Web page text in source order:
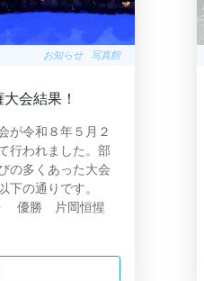
お知らせ 写真館
会結果！
が令和８年５月２
行われました。部
の多くあった大会
下の通りです。
優勝 片岡恒惺